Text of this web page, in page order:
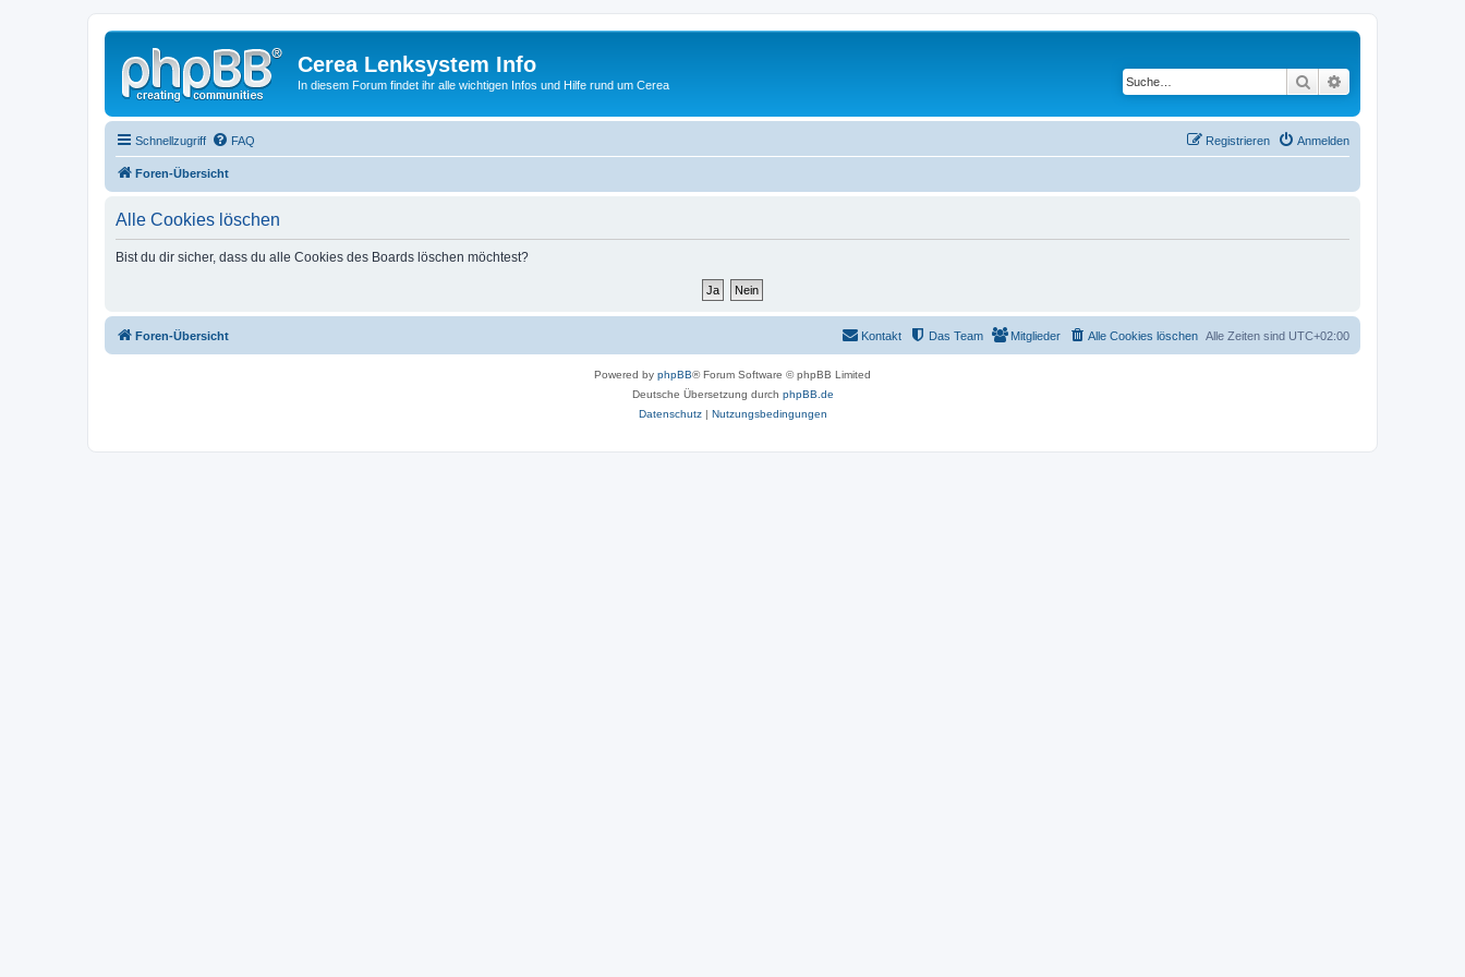
Cerea Lenksystem Info
In diesem Forum findet ihr alle wichtigen Infos und Hilfe rund um Cerea Suche
Schnellzugriff FAQ Anmelden
Registrieren
Foren-Übersicht
Alle Cookies löschen
Bist du dir sicher, dass du alle Cookies des Boards löschen möchtest?
Foren-Übersicht Alle Zeiten sind UTC+02:00
Alle Cookies löschen
Mitglieder
Das Team
Kontakt
Powered by phpBB® Forum Software © phpBB Limited
Deutsche Übersetzung durch phpBB.de
Datenschutz| Nutzungsbedingungen